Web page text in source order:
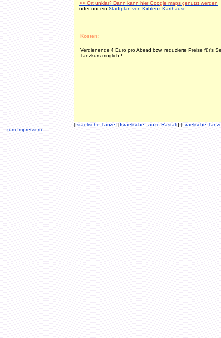
zum Impressum
>> Ort unklar? Dann kann hier Google maps genutzt werden
oder nur ein Stadtplan von Koblenz-Karthause
Kosten:
Verdienende 4 Euro pro Abend bzw. reduzierte Preise für’s
Tanzkurs möglich !
[Israelische Tänze] [Israelische Tänze Rastatt] [Israelische